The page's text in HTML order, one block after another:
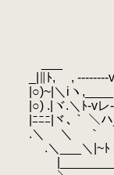
,ﾍﾆﾆ
| |(◎i
| |(◎i
___ |
_|∥ﾄ, , --------
|○)~|＼iヽ
|○) .|ヾ.＼ﾄ-vレ
|ﾆﾆﾆ|ヾ､｀ ＼ハ
.＼ ＼ ｀ ＼ﾄ
.＼___＼|~ﾄ ､
|_________|